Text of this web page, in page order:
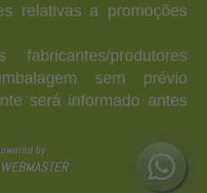
relativas a promoções
produtores
sem prévio
será informado antes